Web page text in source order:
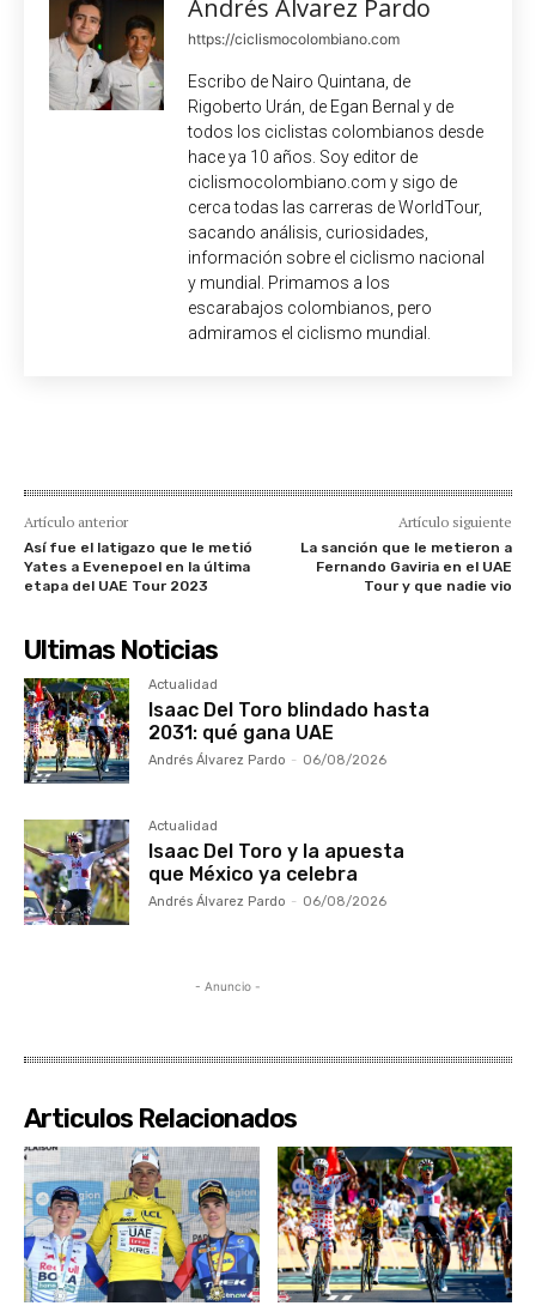
Andrés Álvarez Pardo
https://ciclismocolombiano.com
Escribo de Nairo Quintana, de
Rigoberto Urán, de Egan Bernal y de
todos los ciclistas colombianos desde
hace ya 10 años. Soy editor de
ciclismocolombiano.com y sigo de
cerca todas las carreras de WorldTour,
sacando análisis, curiosidades,
información sobre el ciclismo nacional
y mundial. Primamos a los
escarabajos colombianos, pero
admiramos el ciclismo mundial.
Artículo anterior
Así fue el latigazo que le metió
Yates a Evenepoel en la última
etapa del UAE Tour 2023
Artículo siguiente
La sanción que le metieron a
Fernando Gaviria en el UAE
Tour y que nadie vio
Ultimas Noticias
Actualidad
Isaac Del Toro blindado hasta
2031: qué gana UAE
Andrés Álvarez Pardo - 06/08/2026
Actualidad
Isaac Del Toro y la apuesta
que México ya celebra
Andrés Álvarez Pardo - 06/08/2026
- Anuncio -
Articulos Relacionados